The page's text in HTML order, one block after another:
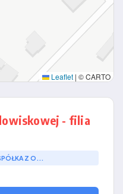
Leaflet | © CARTO
- filia
Z O...